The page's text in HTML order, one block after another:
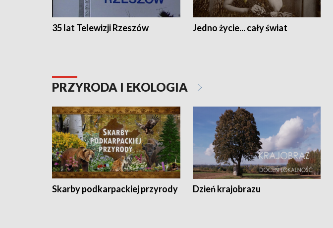
35 lat Telewizji Rzeszów Jedno życie... cały świat
PRZYRODA I EKOLOGIA
Skarby podkarpackiej przyrody Dzień krajobrazu